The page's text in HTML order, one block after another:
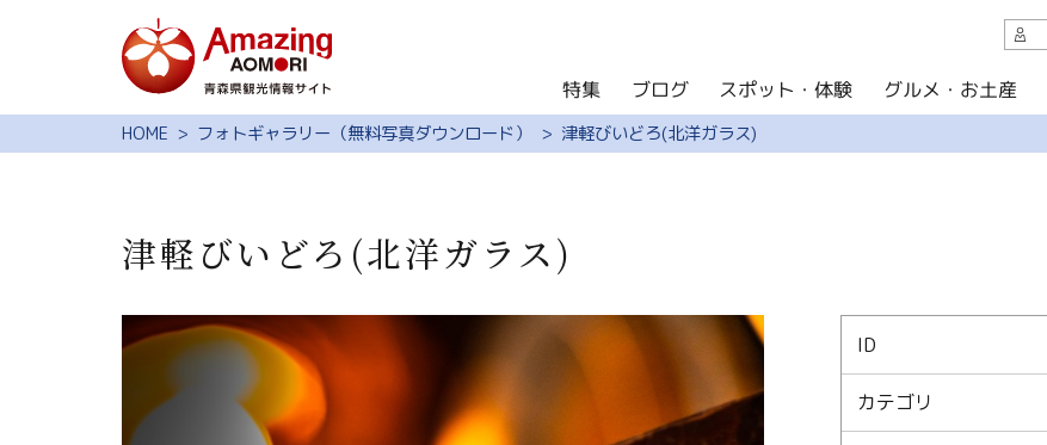
特集
ブログ
スポット・体験
グルメ・お土産
旅の予約
このサイトについて
サイト内検索
行きたいリスト
写真ライブラリー
HOME フォトギャラリー（無料写真ダウンロード） 津軽びいどろ(北洋ガラス)
津軽びいどろ(北洋ガラス)
ID
カテゴリ
特集 ブログ スポット・体験 グルメ・お土産